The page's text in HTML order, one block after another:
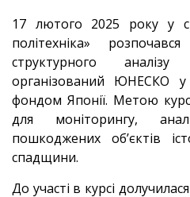
17 лютого 2025 року у
політехніка»
структурного
організований ЮНЕСКО у
фондом Японії. Метою
для моніторингу,
пошкоджених об’єктів
спадщини.
До участі в курсі